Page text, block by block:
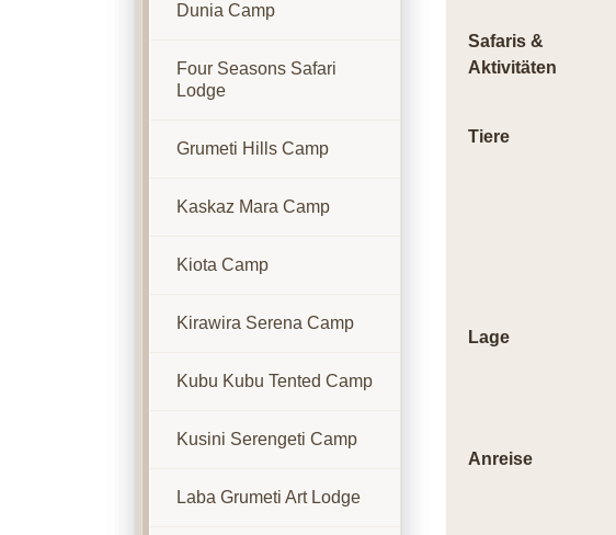
Safaris &
Aktivitäten
Tiere
Lage
Anreise
Dunia Camp
Four Seasons Safari
Lodge
Grumeti Hills Camp
Kaskaz Mara Camp
Kiota Camp
Kirawira Serena Camp
Kubu Kubu Tented Camp
Kusini Serengeti Camp
Laba Grumeti Art Lodge